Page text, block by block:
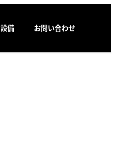
設備 お問い合わせ